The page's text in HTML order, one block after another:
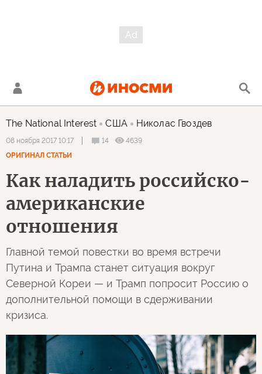
The National Interest США Николас Гвоздев
08 ноября 2017 10:17 14
4639
ОРИГИНАЛ СТАТЬИ
Как наладить российско-
американские
отношения
Главной темой повестки во время встречи
Путина и Трампа станет ситуация вокруг
Северной Кореи — и Трамп попросит Россию о
дополнительной помощи в сдерживании
кризиса.